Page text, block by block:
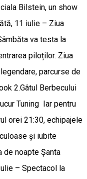
Bilstein, un show
11 iulie – Ziua
va testa la
piloților. Ziua
parcurse de
2.​Gâtul Berbecului
Tuning ​Iar pentru
orei 21:30, echipajele
și iubite
de noapte Șanta
– Spectacol la